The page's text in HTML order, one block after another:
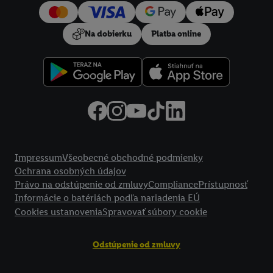
Na dobierku Platba online
ImpressumVšeobecné obchodné podmienky
Ochrana osobných údajov
Právo na odstúpenie od zmluvyCompliancePrístupnosť
Informácie o batériách podľa nariadenia EÚ
Cookies ustanoveniaSpravovať súbory cookie
Odstúpenie od zmluvy
používanie potrebných technológií. Kliknutím na "Súhlasím
vyjadríte súhlas so spracúvaním na všetky vyššie uvedené účely.
Ďalšie informácie vrátane informácií o dobe uchovávania
údajov a Vašom práve kedykoľvek odvolať súhlas s účinnosťou
do budúcnosti nájdete v našich
zásadách ochrany osobných
.Imprint nájdete tu.